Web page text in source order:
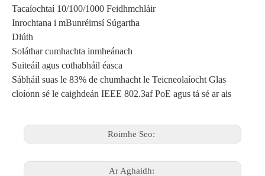
Tacaíochtaí 10/100/1000 Feidhmchláir
Inrochtana i mBunréimsí Súgartha
Dlúth
Soláthar cumhachta inmheánach
Suiteáil agus cothabháil éasca
Sábháil suas le 83% de chumhacht le Teicneolaíocht Glas
cloíonn sé le caighdeán IEEE 802.3af PoE agus tá sé ar ais
Roimhe Seo:
Ar Aghaidh: